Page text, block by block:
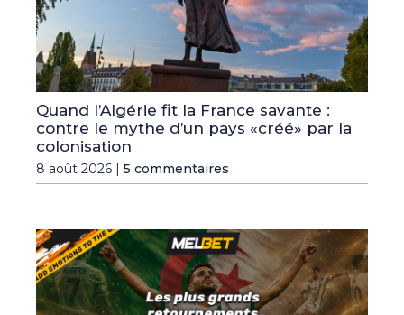
Quand l’Algérie fit la France savante :
contre le mythe d’un pays «créé» par la
colonisation
8 août 2026 | 5 commentaires